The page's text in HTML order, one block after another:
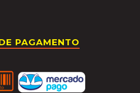
PAGAMENTO